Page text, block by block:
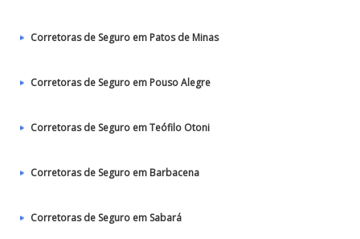
Corretoras de Seguro em Patos de Minas
Corretoras de Seguro em Pouso Alegre
Corretoras de Seguro em Teófilo Otoni
Corretoras de Seguro em Barbacena
Corretoras de Seguro em Sabará